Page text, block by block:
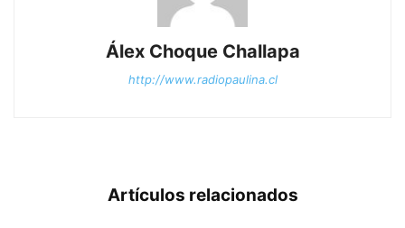
Álex Choque Challapa
http://www.radiopaulina.cl
Artículos relacionados